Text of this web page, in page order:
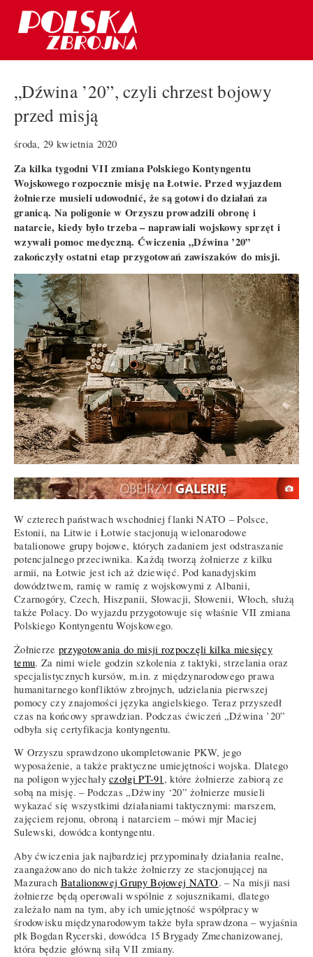
„Dźwina ’20”, czyli chrzest bojowy
przed misją
środa, 29 kwietnia 2020
Za kilka tygodni VII zmiana Polskiego Kontyngentu
Wojskowego rozpocznie misję na Łotwie. Przed wyjazdem
żołnierze musieli udowodnić, że są gotowi do działań za
granicą. Na poligonie w Orzyszu prowadzili obronę i
natarcie, kiedy było trzeba – naprawiali wojskowy sprzęt i
wzywali pomoc medyczną. Ćwiczenia „Dźwina ’20”
zakończyły ostatni etap przygotowań zawiszaków do misji.
W czterech państwach wschodniej flanki NATO – Polsce,
Estonii, na Litwie i Łotwie stacjonują wielonarodowe
batalionowe grupy bojowe, których zadaniem jest odstraszanie
potencjalnego przeciwnika. Każdą tworzą żołnierze z kilku
armii, na Łotwie jest ich aż dziewięć. Pod kanadyjskim
dowództwem, ramię w ramię z wojskowymi z Albanii,
Czarnogóry, Czech, Hiszpanii, Słowacji, Słowenii, Włoch, służą
także Polacy. Do wyjazdu przygotowuje się właśnie VII zmiana
Polskiego Kontyngentu Wojskowego.
Żołnierze przygotowania do misji rozpoczęli kilka miesięcy
temu. Za nimi wiele godzin szkolenia z taktyki, strzelania oraz
specjalistycznych kursów, m.in. z międzynarodowego prawa
humanitarnego konfliktów zbrojnych, udzielania pierwszej
pomocy czy znajomości języka angielskiego. Teraz przyszedł
czas na końcowy sprawdzian. Podczas ćwiczeń „Dźwina ’20”
odbyła się certyfikacja kontyngentu.
W Orzyszu sprawdzono ukompletowanie PKW, jego
wyposażenie, a także praktyczne umiejętności wojska. Dlatego
na poligon wyjechałyczołgi PT-91, które żołnierze zabiorą ze
sobą na misję. – Podczas „Dźwiny ‘20” żołnierze musieli
wykazać się wszystkimi działaniami taktycznymi: marszem,
zajęciem rejonu, obroną i natarciem – mówi mjr Maciej
Sulewski, dowódca kontyngentu.
Aby ćwiczenia jak najbardziej przypominały działania realne,
zaangażowano do nich także żołnierzy ze stacjonującej na
Mazurach Batalionowej Grupy Bojowej NATO. – Na misji nasi
żołnierze będą operowali wspólnie z sojusznikami, dlatego
zależało nam na tym, aby ich umiejętność współpracy w
środowisku międzynarodowym także była sprawdzona – wyjaśnia
płk Bogdan Rycerski, dowódca 15 Brygady Zmechanizowanej,
która będzie główną siłą VII zmiany.